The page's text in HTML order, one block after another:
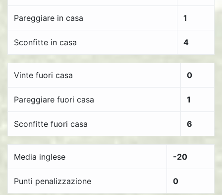
Pareggiare in casa 1
Sconfitte in casa 4
Vinte fuori casa 0
Pareggiare fuori casa 1
Sconfitte fuori casa 6
Media inglese -20
Punti penalizzazione 0